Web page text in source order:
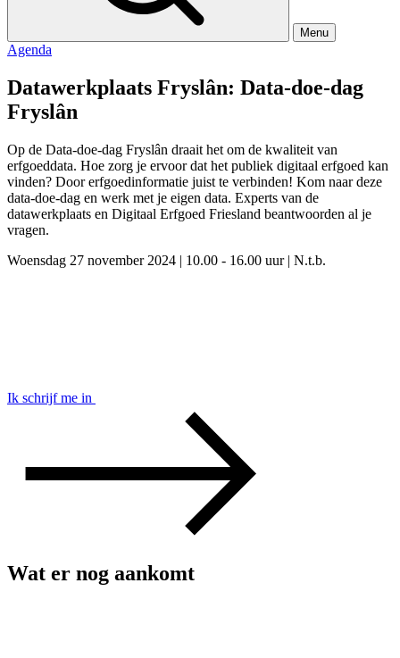
Menu
Agenda
Datawerkplaats Fryslân: Data-doe-dag
Fryslân
Op de Data-doe-dag Fryslân draait het om de kwaliteit van
erfgoeddata. Hoe zorg je ervoor dat het publiek digitaal erfgoed kan
vinden? Door erfgoedinformatie juist te verbinden! Kom naar deze
data-doe-dag en werk met je eigen data. Experts van de
datawerkplaats en Digitaal Erfgoed Friesland beantwoorden al je
vragen.
Woensdag 27 november 2024 | 10.00 - 16.00 uur | N.t.b.
Ik schrijf me in
Wat er nog aankomt